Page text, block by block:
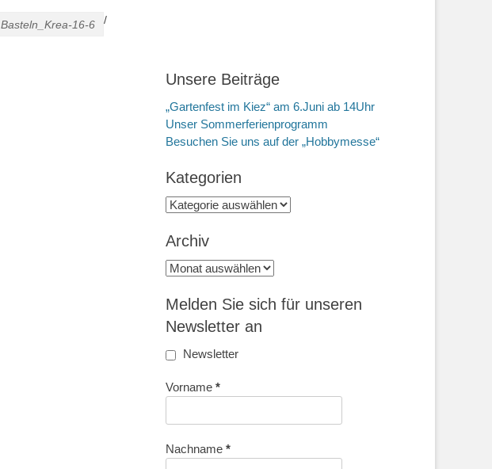
/
Basteln_Krea-16-6
Unsere Beiträge
„Gartenfest im Kiez“ am 6.Juni ab 14Uhr
Unser Sommerferienprogramm
Besuchen Sie uns auf der „Hobbymesse“
Kategorien
Kategorien
Archiv
Archiv
Melden Sie sich für unseren
Newsletter an
Newsletter
Vorname *
Nachname *